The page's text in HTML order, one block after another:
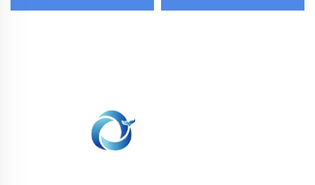
الصبغة المصنعة الدقيقة
المضغوطة من الفولاذ المقاوم